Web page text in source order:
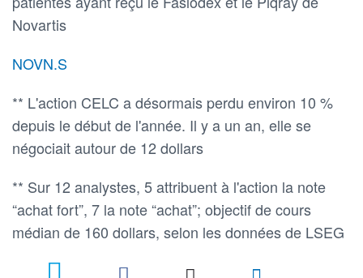
Novartis
NOVN.S
** L'action CELC a désormais perdu environ 10 %
depuis le début de l'année. Il y a un an, elle se
négociait autour de 12 dollars
** Sur 12 analystes, 5 attribuent à l'action la note
“achat fort”, 7 la note “achat”; objectif de cours
médian de 160 dollars, selon les données de LSEG